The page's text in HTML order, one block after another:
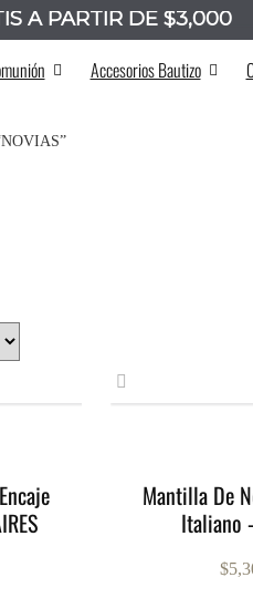
A PARTIR DE $3,000
Accesorios Bautizo
Mantilla De
Italiano
$